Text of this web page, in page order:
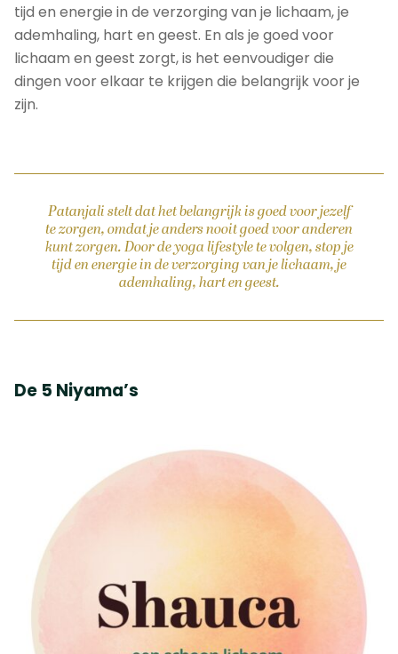
tijd en energie in de verzorging van je lichaam, je
ademhaling, hart en geest. En als je goed voor
lichaam en geest zorgt, is het eenvoudiger die
dingen voor elkaar te krijgen die belangrijk voor je
zijn.
Patanjali stelt dat het belangrijk is goed voor jezelf
te zorgen, omdat je anders nooit goed voor anderen
kunt zorgen. Door de yoga lifestyle te volgen, stop je
tijd en energie in de verzorging van je lichaam, je
ademhaling, hart en geest.
De 5 Niyama’s